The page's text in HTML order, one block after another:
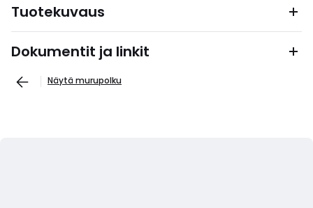
Tuotekuvaus
Dokumentit ja linkit
Näytä murupolku